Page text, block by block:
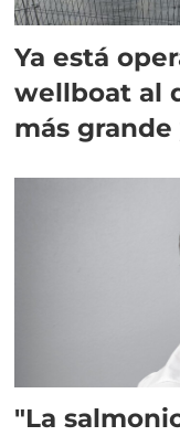
Ya está
wellboat al
más
"La